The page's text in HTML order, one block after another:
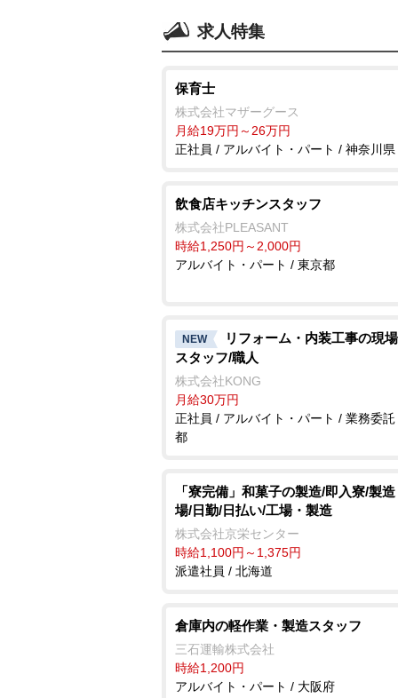
求人特集
保育士
株式会社マザーグース
月給19万円～26万円
正社員 / アルバイト・パート / 神奈川県
飲食店キッチンスタッフ
株式会社PLEASANT
時給1,250円～2,000円
アルバイト・パート / 東京都
NEW
リフォーム・内装工事の現
スタッフ/職人
株式会社KONG
月給30万円
正社員 / アルバイト・パート / 業務委
都
「寮完備」和菓子の製造/即入寮/製
場/日勤/日払い/工場・製造
株式会社京栄センター
時給1,100円～1,375円
派遣社員 / 北海道
倉庫内の軽作業・製造スタッフ
三石運輸株式会社
時給1,200円
アルバイト・パート / 大阪府